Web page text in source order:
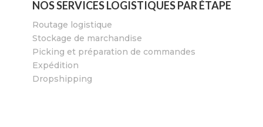
NOS SERVICES LOGISTIQUES PAR ÉTAPE
Routage logistique
Stockage de marchandise
Picking et préparation de commandes
Expédition
Dropshipping